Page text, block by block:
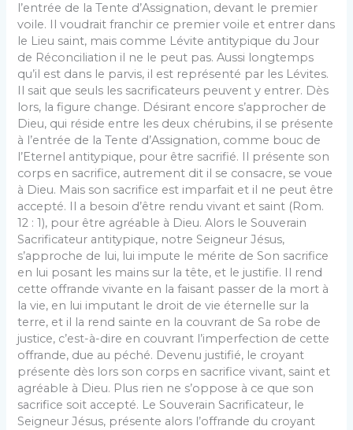
l’entrée de la Tente d’Assignation, devant le premier
voile. Il voudrait franchir ce premier voile et entrer dans
le Lieu saint, mais comme Lévite antitypique du Jour
de Réconciliation il ne le peut pas. Aussi longtemps
qu’il est dans le parvis, il est représenté par les Lévites.
Il sait que seuls les sacrificateurs peuvent y entrer. Dès
lors, la figure change. Désirant encore s’approcher de
Dieu, qui réside entre les deux chérubins, il se présente
à l’entrée de la Tente d’Assignation, comme bouc de
l’Eternel antitypique, pour être sacrifié. Il présente son
corps en sacrifice, autrement dit il se consacre, se voue
à Dieu. Mais son sacrifice est imparfait et il ne peut être
accepté. Il a besoin d’être rendu vivant et saint (Rom.
12 : 1), pour être agréable à Dieu. Alors le Souverain
Sacrificateur antitypique, notre Seigneur Jésus,
s’approche de lui, lui impute le mérite de Son sacrifice
en lui posant les mains sur la tête, et le justifie. Il rend
cette offrande vivante en la faisant passer de la mort à
la vie, en lui imputant le droit de vie éternelle sur la
terre, et il la rend sainte en la couvrant de Sa robe de
justice, c’est-à-dire en couvrant l’imperfection de cette
offrande, due au péché. Devenu justifié, le croyant
présente dès lors son corps en sacrifice vivant, saint et
agréable à Dieu. Plus rien ne s’oppose à ce que son
sacrifice soit accepté. Le Souverain Sacrificateur, le
Seigneur Jésus, présente alors l’offrande du croyant